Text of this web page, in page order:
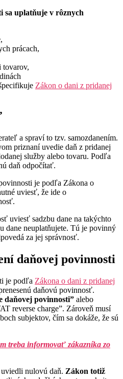
sa uplatňuje v rôznych
prácach,
tovarov,
Zákon o dani z pridanej
a spraví to tzv. samozdanením.
priznaní uvedie daň z pridanej
služby alebo tovaru. Podľa
daň odpočítať.
uviesť sadzbu dane na takýchto
dane neuplatňujete. Tú je povinný
za jej správnosť.
daňovej povinnosti
je podľa Zákona o dani z pridanej
daňovú povinnosť.
daňovej povinnosti” alebo
reverse charge”. Zároveň musí
subjektov, čím sa dokáže, že sú
treba informovať zákazníka zo
nulovú daň. Zákon totiž